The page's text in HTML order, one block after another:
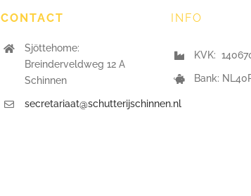
CONTACT
Sjöttehome:
Breinderveldweg 12 A
Schinnen
secretariaat@schutterijschinnen.nl
INFO
KVK:
Bank: